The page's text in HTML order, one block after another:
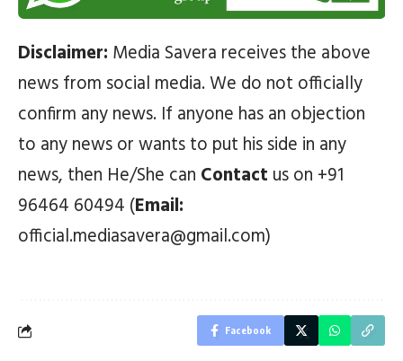
Disclaimer: Media Savera receives the above
news from social media. We do not officially
confirm any news. If anyone has an objection
to any news or wants to put his side in any
news, then He/She can Contact us on +91
96464 60494 (Email:
official.mediasavera@gmail.com)
Facebook